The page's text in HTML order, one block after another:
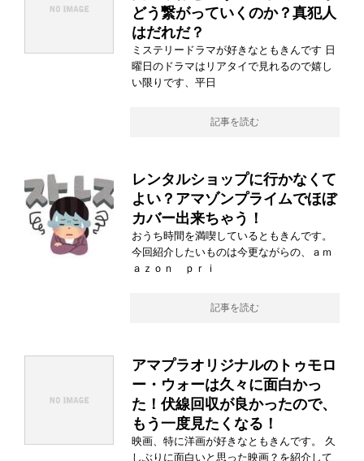
どう繋がっていくのか？真犯人
はだれだ？
ミステリードラマが好きなともきんです 日
曜日のドラマはリアタイで見れるので嬉し
い限りです、平日
記事を読む
レンタルショップに行かなくて
よい？アマゾンプライムでほぼ
カバー出来ちゃう！
おうち時間を満喫しているともきんです。
今回紹介したいものは今更ながらの、ａｍ
ａｚｏｎ ｐｒｉ
記事を読む
アマプラオリジナルのトゥモロ
ー・ウォーは久々に面白かっ
た！伏線回収が良かったので、
もう一度見たくなる！
映画、特に洋画が好きなともきんです。 久
しぶりに面白いと思った映画？を紹介して